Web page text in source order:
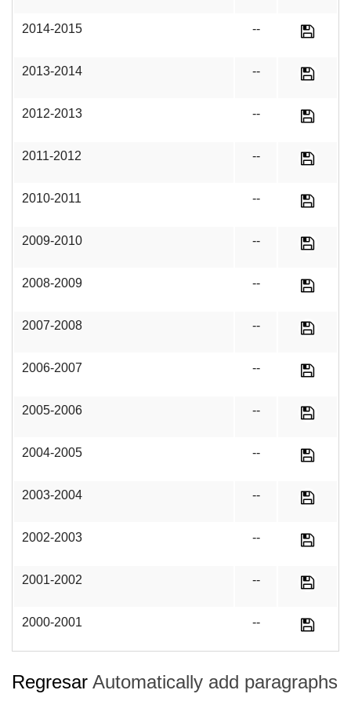
2014-2015 --
2013-2014 --
2012-2013 --
2011-2012 --
2010-2011 --
2009-2010 --
2008-2009 --
2007-2008 --
2006-2007 --
2005-2006 --
2004-2005 --
2003-2004 --
2002-2003 --
2001-2002 --
2000-2001 --
Regresar Automatically add paragraphs